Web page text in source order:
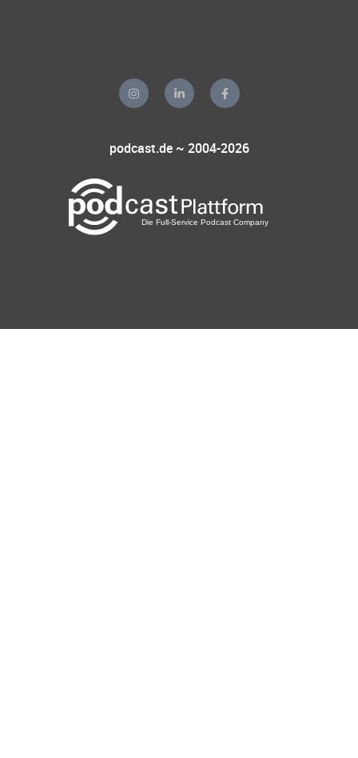
podcast.de ~ 2004-2026